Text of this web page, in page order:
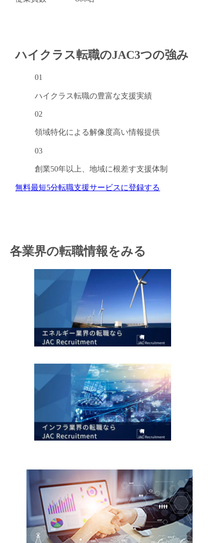
閉じる
ハイクラス転職のJAC3つの強み
01
ハイクラス転職の豊富な支援実績
02
領域特化による解像度高い情報提供
03
創業50年以上、地域に根差す支援体制
無料最短5分転職支援サービスに登録する
各業界の転職情報をみる